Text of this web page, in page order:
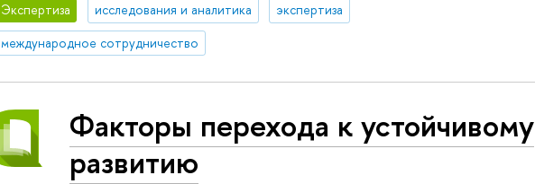
Экспертиза исследования и аналитика
экспертиза
международное сотрудничество
Факторы перехода к устойчивому
развитию